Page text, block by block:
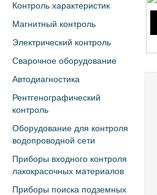
Контроль характеристик
Магнитный контроль
Электрический контроль
Сварочное оборудование
Автодиагностика
Рентгенографический
контроль
Оборудование для контроля
водопроводной сети
Приборы входного контроля
лакокрасочных материалов
Приборы поиска подземных